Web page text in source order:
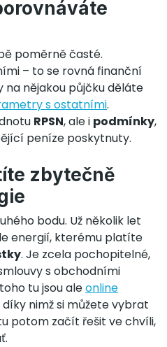
poměrně časté.
– to se rovná finanční
na nějakou půjčku děláte
s ostatními.
RPSN, ale i podmínky,
peníze poskytnuty.
zbytečně
bodu. Už několik let
energií, kterému platíte
. Je zcela pochopitelné,
s obchodními
tu jsou aleonline
díky nimž si můžete vybrat
potom začít řešit ve chvíli,